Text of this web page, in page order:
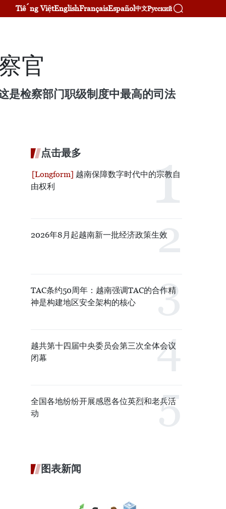
Tiếng ViệtEnglishFrançaisEspañol中文Русский
官
是检察部门职级制度中最高的司法
点击最多
越南保障数字时代中的宗教自
由权利
2026年8月起越南新一批经济政策生效
TAC条约50周年：越南强调TAC的合作精
神是构建地区安全架构的核心
越共第十四届中央委员会第三次全体会议
闭幕
全国各地纷纷开展感恩各位英烈和老兵活
动
图表新闻